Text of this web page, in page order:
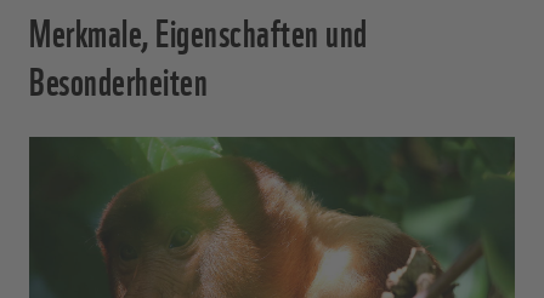
Merkmale, Eigenschaften und
Besonderheiten